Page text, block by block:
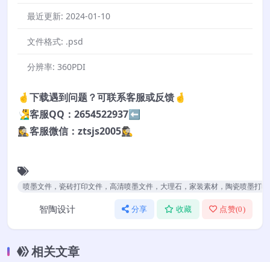
最近更新: 2024-01-10
文件格式: .psd
分辨率: 360PDI
🤞下载遇到问题？可联系客服或反馈🤞
🧏‍♂️客服QQ：2654522937⬅️
🕵️‍♀️客服微信：ztsjs2005🕵️‍♀️
喷墨文件，瓷砖打印文件，高清喷墨文件，大理石，家装素材，陶瓷喷墨打
智陶设计 分享 收藏 点赞(0)
相关文章